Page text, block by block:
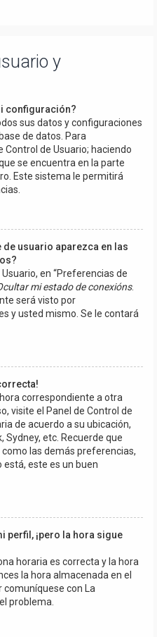
y
configuración?
sus datos y configuraciones
de datos. Para
Control de Usuario; haciendo
se encuentra en la parte
Este sistema le permitirá
usuario aparezca en las
en “Preferencias de
mi estado de conexións.
será visto por
y usted mismo. Se le contará
correspondiente a otra
visite el Panel de Control de
de acuerdo a su ubicación,
Sydney, etc. Recuerde que
las demás preferencias,
está, este es un buen
perfil, ¡pero la hora sigue
horaria es correcta y la hora
la hora almacenada en el
comuníquese con La
problema.